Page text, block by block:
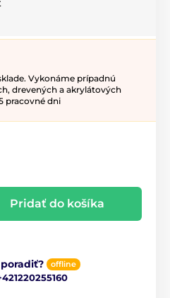
Vykonáme prípadnú
drevených a akrylátových
pracovné dni
Pridať do košíka
offline